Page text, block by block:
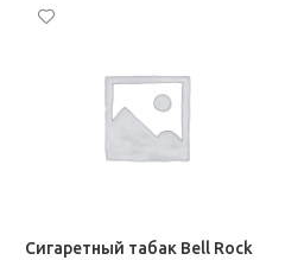
Сигаретный табак Bell Rock